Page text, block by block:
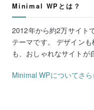
Minimal WPとは？
2012年から約2万サイト
テーマです。 デザイン
も、おしゃれなサイトが
Minimal WPについてさ